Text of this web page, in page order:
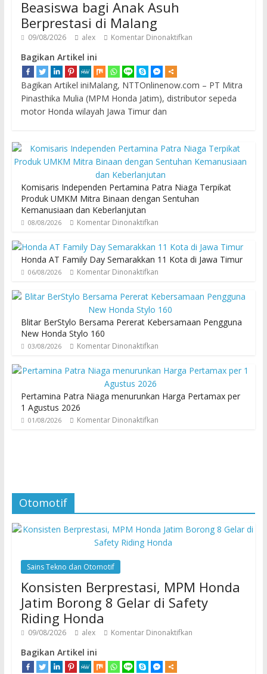
Beasiswa bagi Anak Asuh
Berprestasi di Malang
09/08/2026 alex Komentar Dinonaktifkan
Bagikan Artikel ini
Bagikan Artikel iniMalang, NTTOnlinenow.com – PT Mitra
Pinasthika Mulia (MPM Honda Jatim), distributor sepeda
motor Honda wilayah Jawa Timur dan
Komisaris Independen Pertamina Patra Niaga Terpikat
Produk UMKM Mitra Binaan dengan Sentuhan
Kemanusiaan dan Keberlanjutan
08/08/2026 Komentar Dinonaktifkan
Honda AT Family Day Semarakkan 11 Kota di Jawa Timur
06/08/2026 Komentar Dinonaktifkan
Blitar BerStylo Bersama Pererat Kebersamaan Pengguna
New Honda Stylo 160
03/08/2026 Komentar Dinonaktifkan
Pertamina Patra Niaga menurunkan Harga Pertamax per
1 Agustus 2026
01/08/2026 Komentar Dinonaktifkan
Otomotif
Sains Tekno dan Otomotif
Konsisten Berprestasi, MPM Honda
Jatim Borong 8 Gelar di Safety
Riding Honda
09/08/2026 alex Komentar Dinonaktifkan
Bagikan Artikel ini